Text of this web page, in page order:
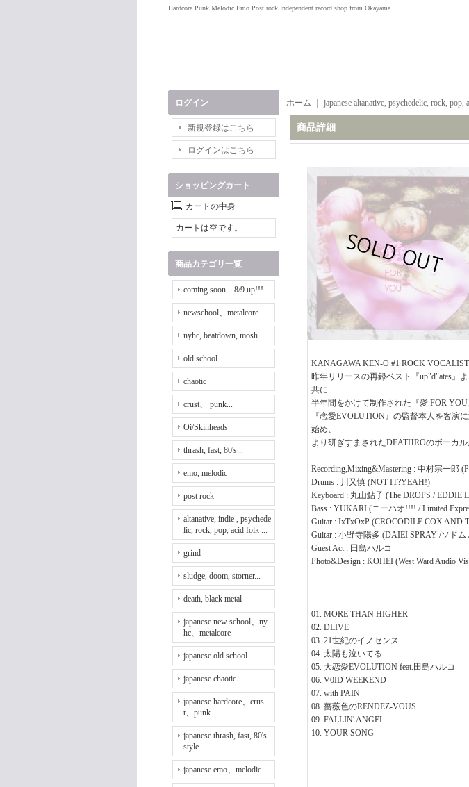
Hardcore Punk Melodic Emo Post rock Independent record shop from Okayama
ログイン
新規登録はこちら
ログインはこちら
ショッピングカート
カートの中身
カートは空です。
商品カテゴリ一覧
coming soon... 8/9 up!!!
newschool、metalcore
nyhc, beatdown, mosh
old school
chaotic
crust、 punk...
Oi/Skinheads
thrash, fast, 80's...
emo, melodic
post rock
altanative, indie , psychede
lic, rock, pop, acid folk ...
grind
sludge, doom, storner...
death, black metal
japanese new school、ny
hc、metalcore
japanese old school
japanese chaotic
japanese hardcore、crus
t、punk
japanese thrash, fast, 80's
style
japanese emo、melodic
ホーム japanese altanative, psychedelic, rock, pop,
商品詳細
KANAGAWA KEN-O #1 ROCK
昨年リリースの再録ベスト『up"d"ates』
共に
半年間をかけて制作された『愛 FOR
『恋愛EVOLUTION』の監督本人を客演
始め、
より研ぎすまされたDEATHROのボーカ
Recording,Mixing&Mastering : 中村宗一郎
Drums : 川又慎 (NOT IT?YEAH!)
Keyboard : 丸山鮎子 (The DROPS / EDDIE
Bass : YUKARI (ニーハオ!!!! / Limited
Guitar : IxTxOxP (CROCODILE COX AND
Guitar : 小野寺陽多 (DAIEI SPRAY /ソド
Guest Act : 田島ハルコ
Photo&Design : KOHEI (West Ward Audio
01. MORE THAN HIGHER
02. DLIVE
03. 21世紀のイノセンス
04. 太陽も泣いてる
05. 大恋愛EVOLUTION feat.田島ハルコ
06. V0ID WEEKEND
07. with PAIN
08. 薔薇色のRENDEZ-VOUS
09. FALLIN' ANGEL
10. YOUR SONG